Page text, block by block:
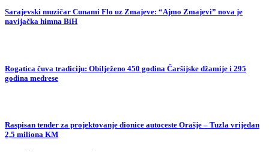
Sarajevski muzičar Cunami Flo uz Zmajeve: “Ajmo Zmajevi” nova je
navijačka himna BiH
Rogatica čuva tradiciju: Obilježeno 450 godina Čaršijske džamije i 295
godina medrese
Raspisan tender za projektovanje dionice autoceste Orašje – Tuzla vrijedan
2,5 miliona KM